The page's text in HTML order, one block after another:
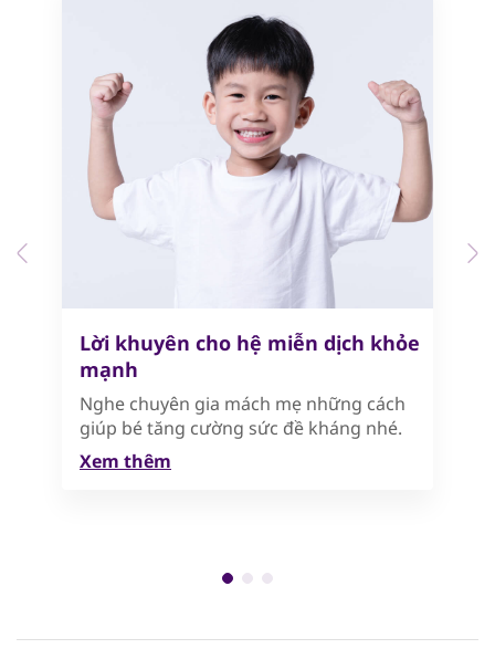
Lời khuyên cho hệ miễn dịch khỏe
mạnh
Nghe chuyên gia mách mẹ những cách
giúp bé tăng cường sức đề kháng nhé.
Xem thêm